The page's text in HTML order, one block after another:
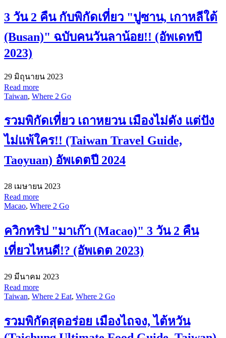
3 วัน 2 คืน กับพิกัดเที่ยว "ปูซาน, เกาหลีใต้
(Busan)" ฉบับคนวันลาน้อย!! (อัพเดทปี
2023)
29 มิถุนายน 2023
Read more
Taiwan, Where 2 Go
รวมพิกัดเที่ยว เถาหยวน เมืองไม่ดัง แต่ปัง
ไม่แพ้ใคร!! (Taiwan Travel Guide,
Taoyuan) อัพเดตปี 2024
28 เมษายน 2023
Read more
Macao, Where 2 Go
ควิกทริป "มาเก๊า (Macao)" 3 วัน 2 คืน
เที่ยวไหนดี!? (อัพเดต 2023)
29 มีนาคม 2023
Read more
Taiwan, Where 2 Eat, Where 2 Go
รวมพิกัดสุดอร่อย เมืองไถจง, ไต้หวัน